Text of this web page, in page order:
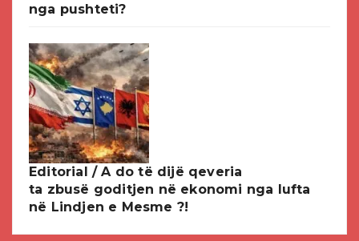
nga pushteti?
Editorial / A do të dijë qeveria
ta zbusë goditjen në ekonomi nga lufta
në Lindjen e Mesme ?!